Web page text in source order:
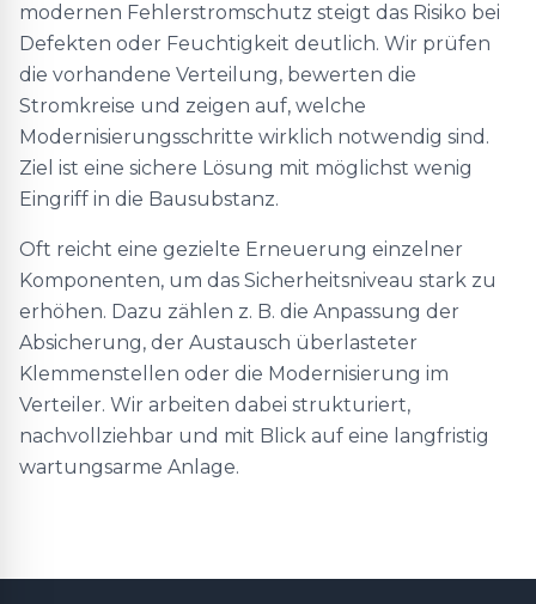
modernen Fehlerstromschutz steigt das Risiko bei
Defekten oder Feuchtigkeit deutlich. Wir prüfen
die vorhandene Verteilung, bewerten die
Stromkreise und zeigen auf, welche
Modernisierungsschritte wirklich notwendig sind.
Ziel ist eine sichere Lösung mit möglichst wenig
Eingriff in die Bausubstanz.
Oft reicht eine gezielte Erneuerung einzelner
Komponenten, um das Sicherheitsniveau stark zu
erhöhen. Dazu zählen z. B. die Anpassung der
Absicherung, der Austausch überlasteter
Klemmenstellen oder die Modernisierung im
Verteiler. Wir arbeiten dabei strukturiert,
nachvollziehbar und mit Blick auf eine langfristig
wartungsarme Anlage.